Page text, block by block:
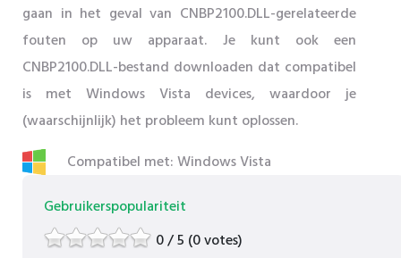
gaan in het geval van CNBP2100.DLL-gerelateerde
fouten op uw apparaat. Je kunt ook een
CNBP2100.DLL-bestand downloaden dat compatibel
is met Windows Vista devices, waardoor je
(waarschijnlijk) het probleem kunt oplossen.
Compatibel met: Windows Vista
Gebruikerspopulariteit
0 / 5 (0 votes)